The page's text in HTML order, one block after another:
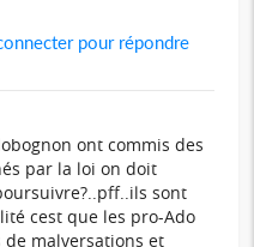
pour répondre
ont commis des
par la loi on doit
sont
cest que les pro-Ado
malversations et